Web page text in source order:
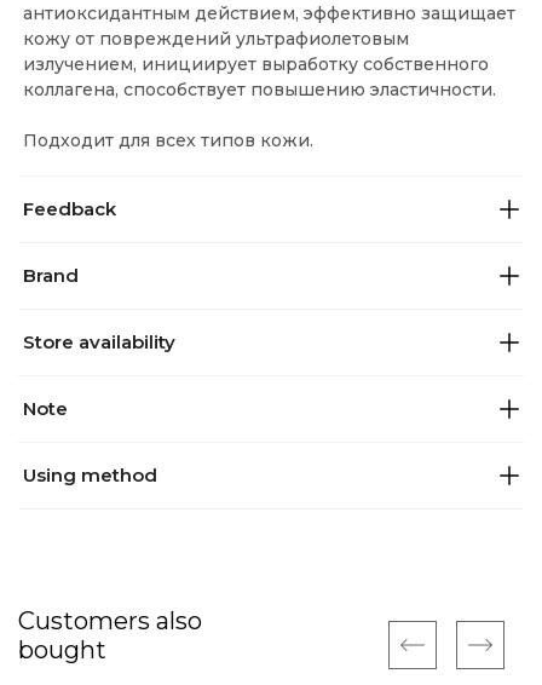
антиоксидантным действием, эффективно защищает
кожу от повреждений ультрафиолетовым
излучением, инициирует выработку собственного
коллагена, способствует повышению эластичности.
Подходит для всех типов кожи.
Feedback
Brand
Store availability
Note
Using method
Customers also
bought